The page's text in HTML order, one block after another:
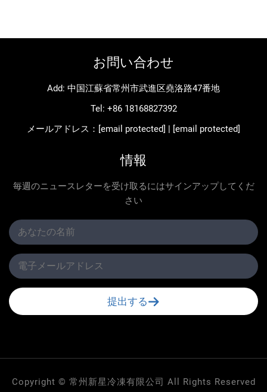
お問い合わせ
Add: 中国江蘇省常州市武進区堯洛路47番地
Tel: +86 18168827392
メールアドレス： [email protected] | [email protected]
情報
毎週のニュースレターを受け取るにはサインアップしてくだ
さい
提出する
Copyright © 常州新星冷凍有限公司 All Rights Reserved